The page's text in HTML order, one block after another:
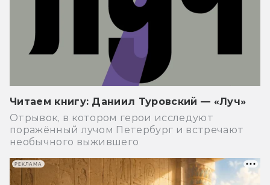
Читаем книгу: Даниил Туровский — «Луч»
Отрывок, в котором герои исследуют
поражённый лучом Петербург и встречают
необычного выжившего
РЕКЛАМА